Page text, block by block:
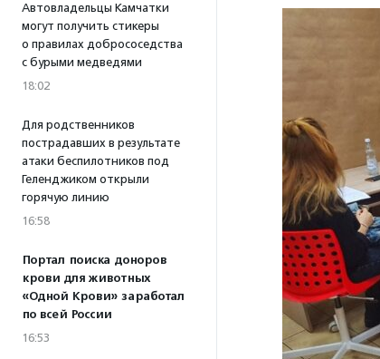
Автовладельцы Камчатки
могут получить стикеры
о правилах добрососедства
с бурыми медведями
18:02
Для родственников
пострадавших в результате
атаки беспилотников под
Геленджиком открыли
горячую линию
16:58
Портал поиска доноров
крови для животных
«Одной Крови» заработал
по всей России
16:53